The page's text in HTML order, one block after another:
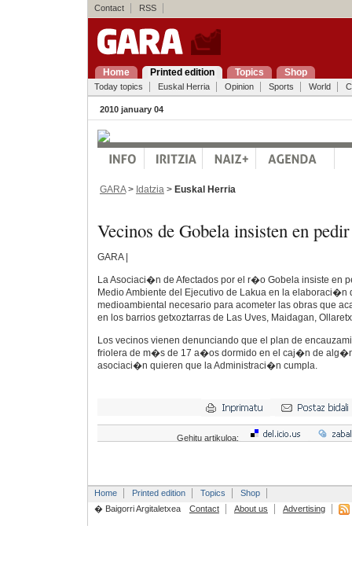
Contact RSS
Home Printed edition Topics Shop
Today topics Euskal Herria Opinion Sports World
2010 january 04
GARA> Idatzia > Euskal Herria
Vecinos de Gobela insisten en
GARA |
La Asociaci�n de Afectados por el r�o Gobela insiste en
Medio Ambiente del Ejecutivo de Lakua en la elaboraci�n
medioambiental necesario para acometer las obras que
en los barrios getxoztarras de Las Uves, Maidagan,
Los vecinos vienen denunciando que el plan de
friolera de m�s de 17 a�os dormido en el caj�n de
asociaci�n quieren que la Administraci�n cumpla.
Gehitu artikuloa:
Home Printed edition Topics
Shop
� Baigorri Argitaletxea
Contact About us Advertising